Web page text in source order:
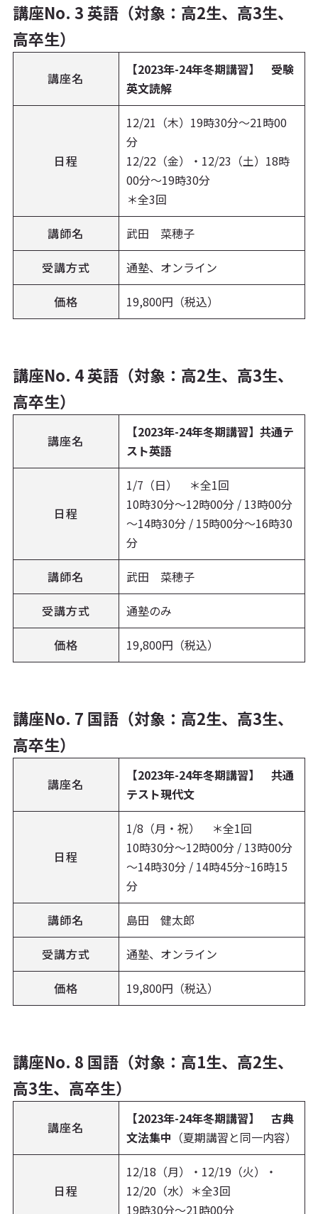
講座No. 3 英語（対象：高2生、高3生、
高卒生）
講座名
【2023年-24年冬期講習】 受験
英文読解
日程
12/21（木）19時30分～21時00
分
12/22（金）・12/23（土）18時
00分～19時30分
＊全3回
講師名
武田 菜穂子
受講方式
通塾、オンライン
価格
19,800円（税込）
講座No. 4 英語（対象：高2生、高3生、
高卒生）
講座名
【2023年-24年冬期講習】共通テ
スト英語
日程
1/7（日） ＊全1回
10時30分～12時00分 / 13時00分
～14時30分 / 15時00分～16時30
分
講師名
武田 菜穂子
受講方式
通塾のみ
価格
19,800円（税込）
講座No. 7 国語（対象：高2生、高3生、
高卒生）
講座名
【2023年-24年冬期講習】 共通
テスト現代文
日程
1/8（月・祝） ＊全1回
10時30分～12時00分 / 13時00分
～14時30分 / 14時45分~16時15
分
講師名
島田 健太郎
受講方式
通塾、オンライン
価格
19,800円（税込）
講座No. 8 国語（対象：高1生、高2生、
高3生、高卒生）
講座名
【2023年-24年冬期講習】 古典
文法集中 （夏期講習と同一内容）
日程
12/18（月）・12/19（火）・
12/20（水）＊全3回
19時30分～21時00分